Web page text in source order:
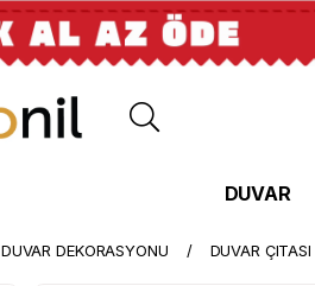
DUVAR
DUVAR DEKORASYONU DUVAR ÇITASI